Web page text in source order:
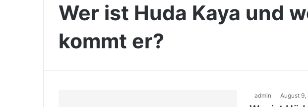
Wer ist Huda Kaya und
kommt er?
admin August 9,